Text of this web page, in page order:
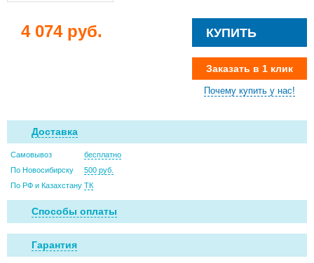
4 074 руб. КУПИТЬ
Заказать в 1 клик
Почему купить у нас!
Доставка
Самовывоз
бесплатно
По Новосибирску
500 руб.
По РФ и Казахстану ТК
Способы оплаты
Гарантия